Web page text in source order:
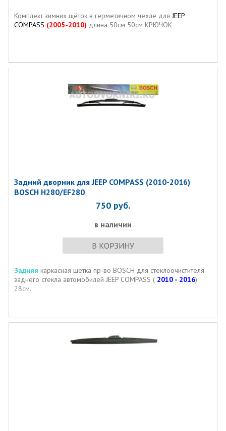
Комплект зимних щёток в герметичном чехле дляJEEP
COMPASS (2005-2010) длина 50см 50см КРЮЧОК
Задний дворник для JEEP COMPASS (2010-2016)
BOSCH H280/EF280
750 руб.
в наличии
В КОРЗИНУ
Задняя каркасная щетка пр-во BOSCH для стеклоочистителя
заднего стекла автомобилей JEEP COMPASS (2010 - 2016)
28см.